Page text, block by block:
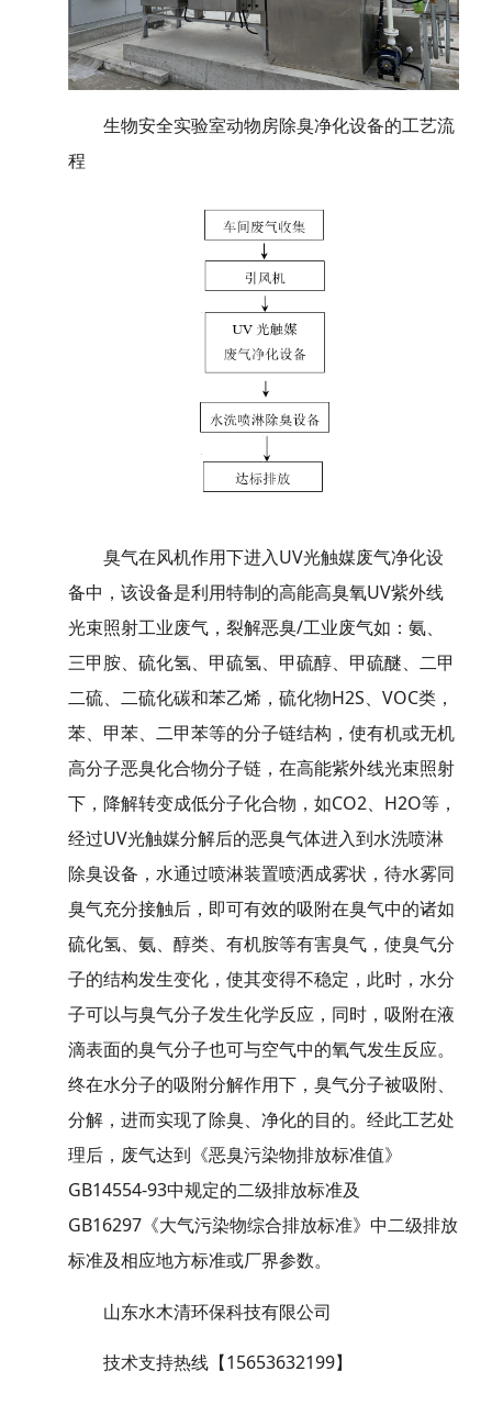
生物安全实验室动物房除臭净化设备的工艺流
程
臭气在风机作用下进入UV光触媒废气净化设
备中，该设备是利用特制的高能高臭氧UV紫外线
光束照射工业废气，裂解恶臭/工业废气如：氨、
三甲胺、硫化氢、甲硫氢、甲硫醇、甲硫醚、二甲
二硫、二硫化碳和苯乙烯，硫化物H2S、VOC类，
苯、甲苯、二甲苯等的分子链结构，使有机或无机
高分子恶臭化合物分子链，在高能紫外线光束照射
下，降解转变成低分子化合物，如CO2、H2O等，
经过UV光触媒分解后的恶臭气体进入到水洗喷淋
除臭设备，水通过喷淋装置喷洒成雾状，待水雾同
臭气充分接触后，即可有效的吸附在臭气中的诸如
硫化氢、氨、醇类、有机胺等有害臭气，使臭气分
子的结构发生变化，使其变得不稳定，此时，水分
子可以与臭气分子发生化学反应，同时，吸附在液
滴表面的臭气分子也可与空气中的氧气发生反应。
终在水分子的吸附分解作用下，臭气分子被吸附、
分解，进而实现了除臭、净化的目的。经此工艺处
理后，废气达到《恶臭污染物排放标准值》
GB14554-93中规定的二级排放标准及
GB16297《大气污染物综合排放标准》中二级排放
标准及相应地方标准或厂界参数。
山东水木清环保科技有限公司
技术支持热线【15653632199】